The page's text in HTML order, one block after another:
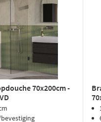
70x200cm -